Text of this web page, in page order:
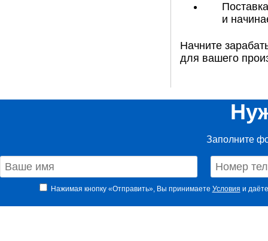
и
Начните
для вашего
Заполните
Нажимая кнопку «Отправить», Вы принимаете Условия и